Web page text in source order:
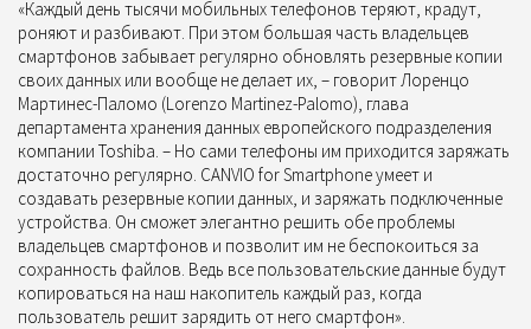
«Каждый день тысячи мобильных телефонов теряют, крадут,
роняют и разбивают. При этом большая часть владельцев
смартфонов забывает регулярно обновлять резервные копии
своих данных или вообще не делает их, – говорит Лоренцо
Мартинес-Паломо (Lorenzo Martinez-Palomo), глава
департамента хранения данных европейского подразделения
компании Toshiba. – Но сами телефоны им приходится заряжать
достаточно регулярно. CANVIO for Smartphone умеет и
создавать резервные копии данных, и заряжать подключенные
устройства. Он сможет элегантно решить обе проблемы
владельцев смартфонов и позволит им не беспокоиться за
сохранность файлов. Ведь все пользовательские данные будут
копироваться на наш накопитель каждый раз, когда
пользователь решит зарядить от него смартфон».